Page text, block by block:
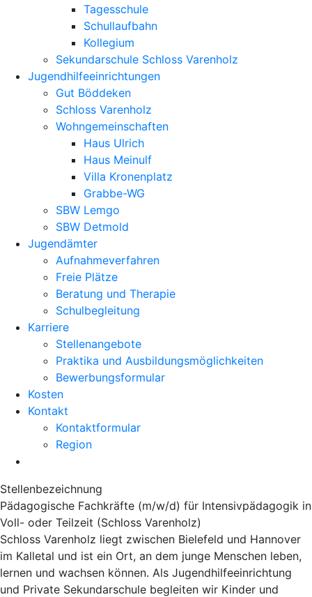
Tagesschule
Schullaufbahn
Kollegium
Sekundarschule Schloss Varenholz
Jugendhilfeeinrichtungen
Gut Böddeken
Schloss Varenholz
Wohngemeinschaften
Haus Ulrich
Haus Meinulf
Villa Kronenplatz
Grabbe-WG
SBW Lemgo
SBW Detmold
Jugendämter
Aufnahmeverfahren
Freie Plätze
Beratung und Therapie
Schulbegleitung
Karriere
Stellenangebote
Praktika und Ausbildungsmöglichkeiten
Bewerbungsformular
Kosten
Kontakt
Kontaktformular
Region
Stellenbezeichnung
Pädagogische Fachkräfte (m/w/d) für Intensivpädagogik in
Voll- oder Teilzeit (Schloss Varenholz)
Schloss Varenholz liegt zwischen Bielefeld und Hannover
im Kalletal und ist ein Ort, an dem junge Menschen leben,
lernen und wachsen können. Als Jugendhilfeeinrichtung
und Private Sekundarschule begleiten wir Kinder und